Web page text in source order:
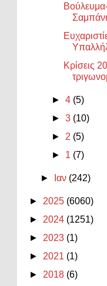
Κρίσεις
►4 (5)
►3 (10)
► 2 (5)
► 1 (7)
► Ιαν (242)
► 2025 (6060)
► 2024 (1251)
► 2023 (1)
► 2021 (1)
► 2018 (6)